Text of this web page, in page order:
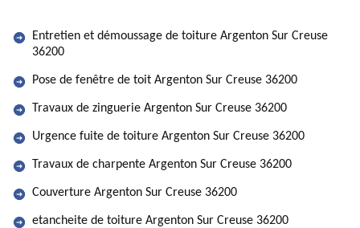
Entretien et démoussage de toiture Argenton Sur Creuse
36200
Pose de fenêtre de toit Argenton Sur Creuse 36200
Travaux de zinguerie Argenton Sur Creuse 36200
Urgence fuite de toiture Argenton Sur Creuse 36200
Travaux de charpente Argenton Sur Creuse 36200
Couverture Argenton Sur Creuse 36200
etancheite de toiture Argenton Sur Creuse 36200